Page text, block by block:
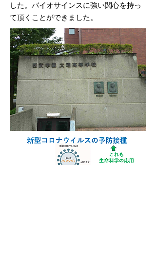
した。バイオサインスに強い関心を持っ
て頂くことができました。